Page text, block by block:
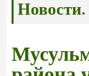
Новости.